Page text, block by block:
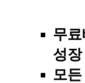
무
성장
모